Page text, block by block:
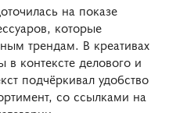
на показе
которые
трендам. В креативах
в контексте делового и
подчёркивал удобство
со ссылками на